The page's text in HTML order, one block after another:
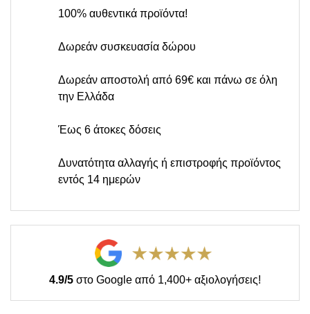
100% αυθεντικά προϊόντα!
Δωρεάν συσκευασία δώρου
Δωρεάν αποστολή από 69€ και πάνω σε όλη
την Ελλάδα
Έως 6 άτοκες δόσεις
Δυνατότητα αλλαγής ή επιστροφής προϊόντος
εντός 14 ημερών
4.9/5 στο Google από 1,400+ αξιολογήσεις!